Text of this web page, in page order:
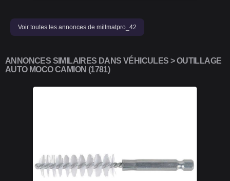
Voir toutes les annonces de millmatpro_42
ANNONCES SIMILAIRES DANS VÉHICULES > OUTILLAGE
AUTO MOCO CAMION (1781)